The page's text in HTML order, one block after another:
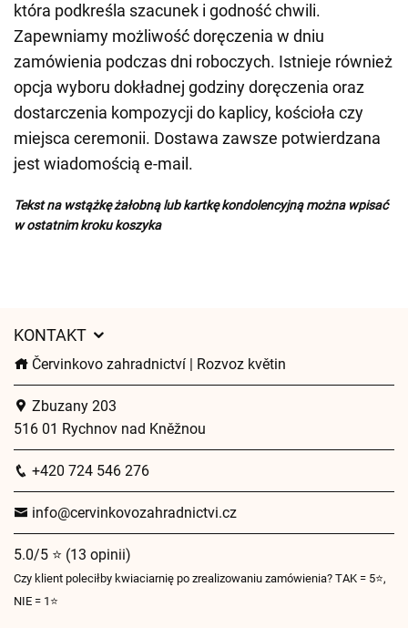
która podkreśla szacunek i godność chwili.
Zapewniamy możliwość doręczenia w dniu
zamówienia podczas dni roboczych. Istnieje również
opcja wyboru dokładnej godziny doręczenia oraz
dostarczenia kompozycji do kaplicy, kościoła czy
miejsca ceremonii. Dostawa zawsze potwierdzana
jest wiadomością e-mail.
Tekst na wstążkę żałobną lub kartkę kondolencyjną można wpisać
w ostatnim kroku koszyka
KONTAKT
Červinkovo zahradnictví | Rozvoz květin
Zbuzany 203
516 01 Rychnov nad Kněžnou
+420 724 546 276
info@cervinkovozahradnictvi.cz
5.0/5 ⭐ (13 opinii)
Czy klient poleciłby kwiaciarnię po zrealizowaniu zamówienia? TAK = 5⭐,
NIE = 1⭐